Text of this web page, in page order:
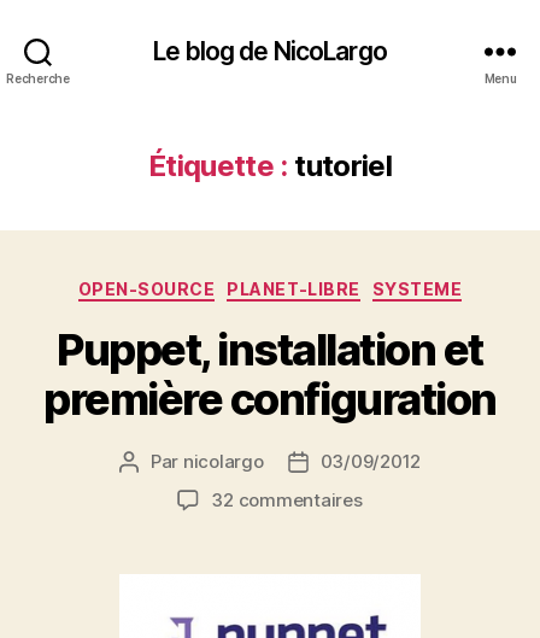
Recherche
Le blog de NicoLargo
Menu
Étiquette : tutoriel
Catégories
OPEN-SOURCE PLANET-LIBRE SYSTEME
Puppet, installation et
première configuration
Auteur
l’article
Par nicolargo
Date03/09/2012
32 commentairessur
et
configuration